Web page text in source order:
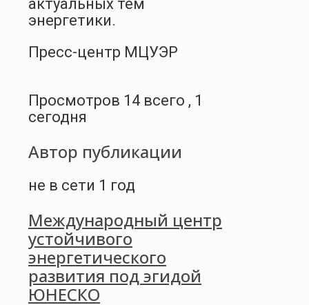
актуальных тем
энергетики.
Пресс-центр МЦУЭР
Просмотров 14 всего , 1
сегодня
Автор публикации
не в сети 1 год
Международный центр
устойчивого
энергетического
развития под эгидой
ЮНЕСКО